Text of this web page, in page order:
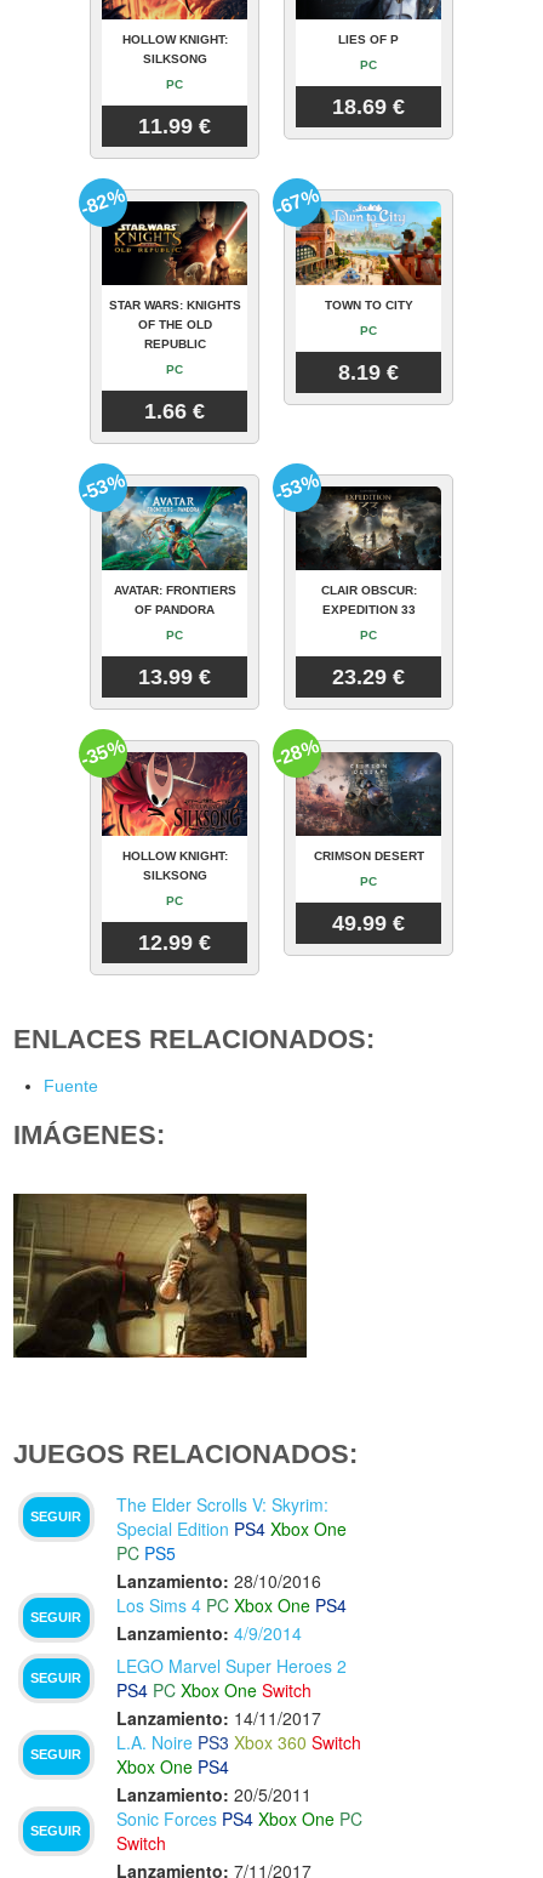
HOLLOW KNIGHT:
SILKSONG
PC
11.99 €
LIES OF P
PC
18.69 €
STAR WARS: KNIGHTS
OF THE OLD
REPUBLIC
PC
1.66 €
-82%
TOWN TO CITY
PC
8.19 €
-67%
AVATAR: FRONTIERS
OF PANDORA
PC
13.99 €
-53%
CLAIR OBSCUR:
EXPEDITION 33
PC
23.29 €
-53%
HOLLOW KNIGHT:
SILKSONG
PC
12.99 €
-35%
CRIMSON DESERT
PC
49.99 €
-28%
ENLACES RELACIONADOS:
Fuente
IMÁGENES:
JUEGOS RELACIONADOS:
SEGUIR
The Elder Scrolls V: Skyrim:
Special Edition PS4 Xbox One
PC PS5
Lanzamiento: 28/10/2016
SEGUIR
Los Sims 4 PC Xbox One PS4
Lanzamiento: 4/9/2014
SEGUIR
LEGO Marvel Super Heroes 2
PS4 PC Xbox One Switch
Lanzamiento: 14/11/2017
SEGUIR
L.A. Noire PS3 Xbox 360 Switch
Xbox One PS4
Lanzamiento: 20/5/2011
SEGUIR
Sonic Forces PS4 Xbox One PC
Switch
Lanzamiento: 7/11/2017